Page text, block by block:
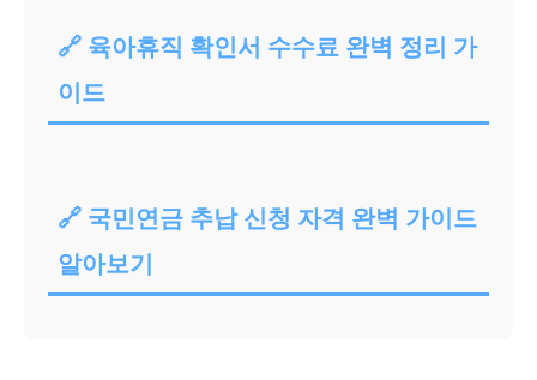
🔗 육아휴직 확인서 수수료 완벽 정리 가
이드
🔗 국민연금 추납 신청 자격 완벽 가이드
알아보기